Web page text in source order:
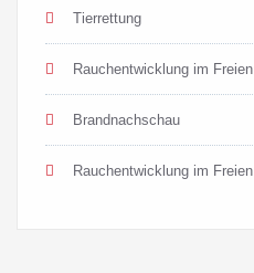
Tierrettung
Rauchentwicklung im Freien
Brandnachschau
Rauchentwicklung im Freien